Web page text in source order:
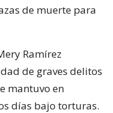
de muerte para
Ramírez
de graves delitos
mantuvo en
días bajo torturas.